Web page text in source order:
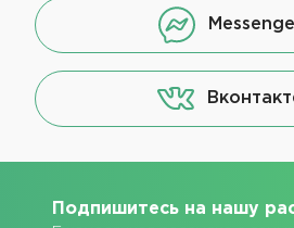
Подпишитесь на нашу